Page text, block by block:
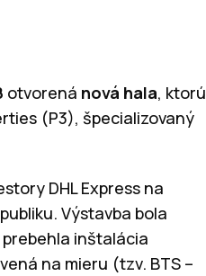
otvorená nová hala, ktorú
(P3), špecializovaný
DHL Express na
Výstavba bola
inštalácia
na mieru (tzv. BTS –